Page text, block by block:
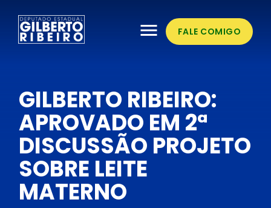
FALE COMIGO
menu
GILBERTO RIBEIRO:
APROVADO EM 2ª
DISCUSSÃO PROJETO
SOBRE LEITE
MATERNO